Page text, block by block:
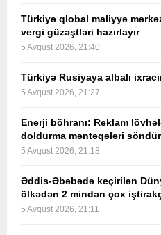
Türkiyə qlobal maliyyə
vergi güzəştləri hazırlayır
5 Avqust 2026, 21:40
Türkiyə Rusiyaya albalı
5 Avqust 2026, 21:27
Enerji böhranı: Reklam
doldurma məntəqələri
5 Avqust 2026, 21:18
Əddis-Əbəbədə keçirilən
ölkədən 2 mindən çox
5 Avqust 2026, 21:11